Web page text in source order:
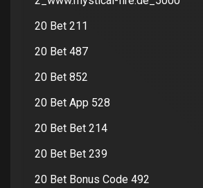
20 Bet 211
20 Bet 487
20 Bet 852
20 Bet App 528
20 Bet Bet 214
20 Bet Bet 239
20 Bet Bonus Code 492